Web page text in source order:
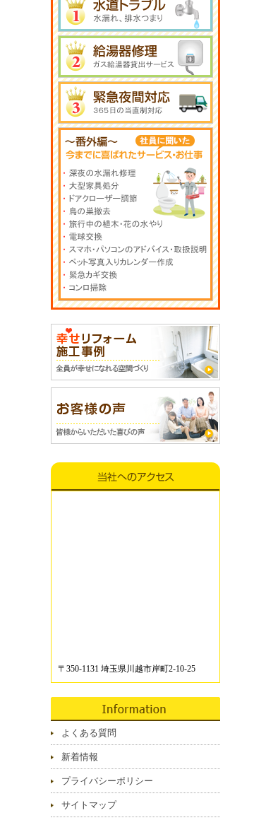
〒350-1131 埼玉県川越市岸町2-10-25
よくある質問
新着情報
プライバシーポリシー
サイトマップ